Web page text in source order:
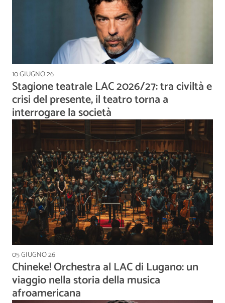
10 GIUGNO 26
Stagione teatrale LAC 2026/27: tra civiltà e
crisi del presente, il teatro torna a
interrogare la società
05 GIUGNO 26
Chineke! Orchestra al LAC di Lugano: un
viaggio nella storia della musica
afroamericana